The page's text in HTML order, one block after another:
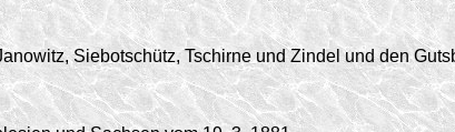
Siebotschütz, Tschirne und Zindel und den